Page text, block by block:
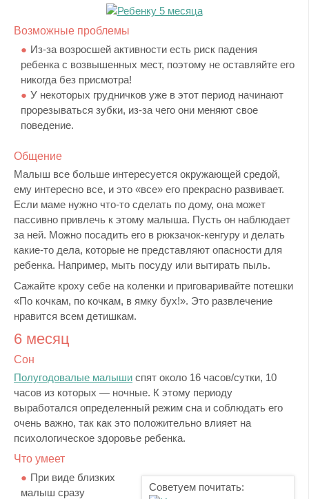
Возможные проблемы
Из-за возросшей активности есть риск падения
ребенка с возвышенных мест, поэтому не оставляйте его
никогда без присмотра!
У некоторых грудничков уже в этот период начинают
прорезываться зубки, из-за чего они меняют свое
поведение.
Общение
Малыш все больше интересуется окружающей средой,
ему интересно все, и это «все» его прекрасно развивает.
Если маме нужно что-то сделать по дому, она может
пассивно привлечь к этому малыша. Пусть он наблюдает
за ней. Можно посадить его в рюкзачок-кенгуру и делать
какие-то дела, которые не представляют опасности для
ребенка. Например, мыть посуду или вытирать пыль.
Сажайте кроху себе на коленки и приговаривайте потешки
«По кочкам, по кочкам, в ямку бух!». Это развлечение
нравится всем детишкам.
6 месяц
Сон
Полугодовалые малыши спят около 16 часов/сутки, 10
часов из которых — ночные. К этому периоду
выработался определенный режим сна и соблюдать его
очень важно, так как это положительно влияет на
психологическое здоровье ребенка.
Что умеет
Советуем почитать:
При виде близких
малыш сразу